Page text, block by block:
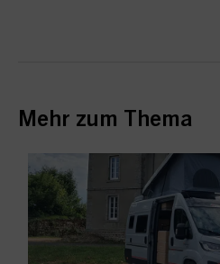
Mehr zum Thema